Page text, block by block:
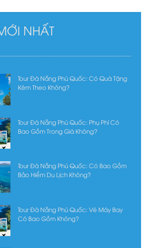
NHẤT
Tour Đà Nẵng Phú Quốc: Có Quà Tặng
Kèm Theo Không?
Tour Đà Nẵng Phú Quốc: Phụ Phí Có
Bao Gồm Trong Giá Không?
Tour Đà Nẵng Phú Quốc: Có Bao Gồm
Bảo Hiểm Du Lịch Không?
Tour Đà Nẵng Phú Quốc: Vé Máy Bay
Có Bao Gồm Không?